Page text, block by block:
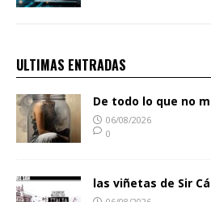
ULTIMAS ENTRADAS
De todo lo que no
06/08/2026
0
las viñetas de Sir